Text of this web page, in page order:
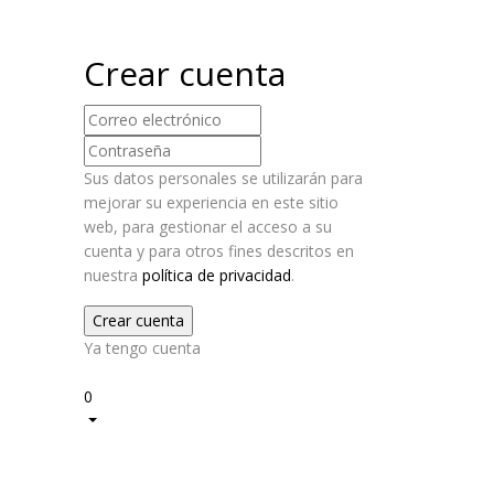
Crear cuenta
Sus datos personales se utilizarán para
mejorar su experiencia en este sitio
web, para gestionar el acceso a su
cuenta y para otros fines descritos en
nuestra política de privacidad.
Ya tengo cuenta
0